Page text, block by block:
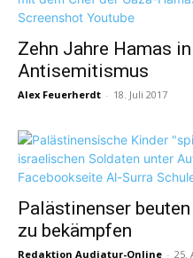
Zehn Jahre Hamas
Antisemitismus
Alex Feuerherdt - 18. Juli 2017
Palästinenser
zu bekämpfen
Redaktion Audiatur-Online - 25.